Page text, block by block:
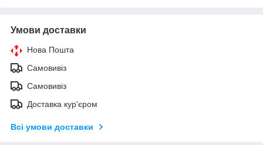
Умови доставки
Нова Пошта
Самовивіз
Самовивіз
Доставка кур'єром
Всі умови доставки